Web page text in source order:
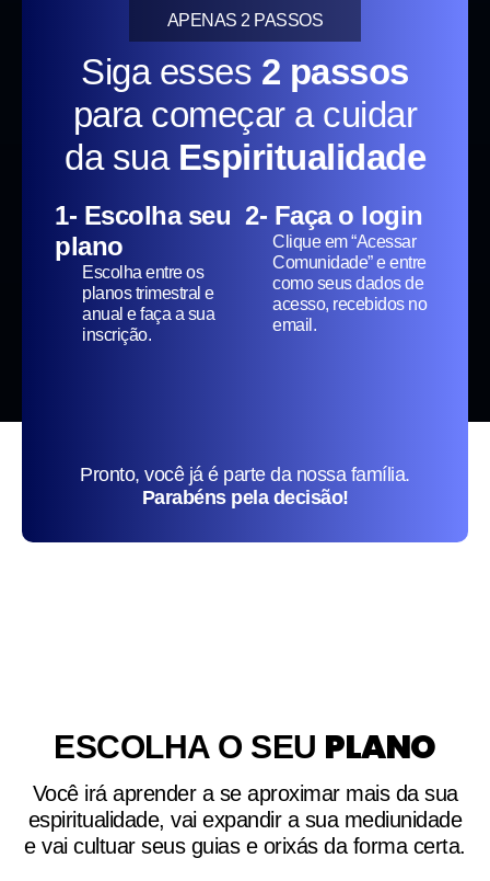
APENAS 2 PASSOS
Siga esses 2 passos
para começar a cuidar
da sua Espiritualidade
1- Escolha seu
plano
Escolha entre os
planos trimestral e
anual e faça a sua
inscrição.
2- Faça o login
Clique em “Acessar
Comunidade” e entre
como seus dados de
acesso, recebidos no
email.
Pronto, você já é parte da nossa família.
Parabéns pela decisão!
ESCOLHA O SEU PLANO
Você irá aprender a se aproximar mais da sua
espiritualidade, vai expandir a sua mediunidade
e vai cultuar seus guias e orixás da forma certa.